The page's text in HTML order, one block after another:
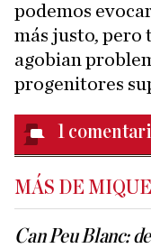
podemos
más justo, pero
agobian
progenitores
1
MÁS DE
Can Peu Blanc: